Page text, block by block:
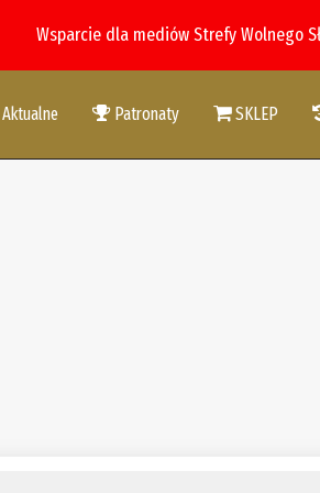
Wsparcie dla mediów Strefy Wolnego
Aktualne Patronaty SKLEP